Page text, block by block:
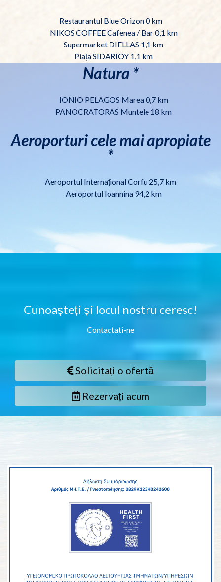
Restaurantul Blue Orizon 0 km
NIKOS COFFEE Cafenea / Bar 0,1 km
Supermarket DIELLAS 1,1 km
Piața SIDARIOY 1,1 km
Natura *
IONIO PELAGOS Marea 0,7 km
PANOCRATORAS Muntele 18 km
Aeroporturi cele mai apropiate
*
Aeroportul Internațional Corfu 25,7 km
Aeroportul Ioannina 94,2 km
Cunoașteți și locul nostru ceresc!
Contactati-ne
Solicitați o ofertă
Rezervați acum